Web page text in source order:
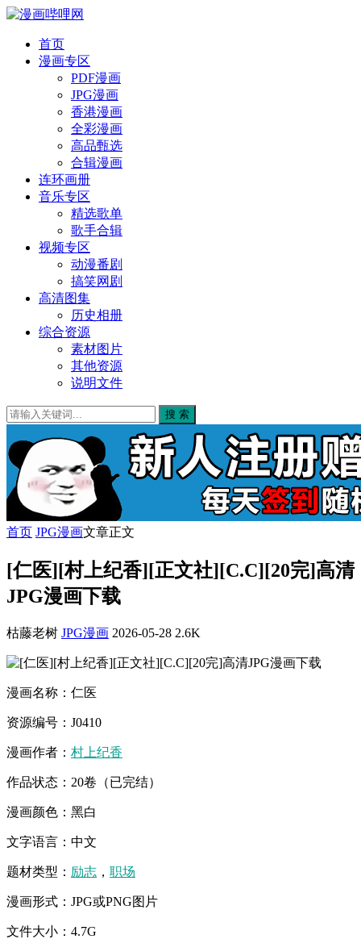
首页
漫画专区
PDF漫画
JPG漫画
香港漫画
全彩漫画
高品甄选
合辑漫画
连环画册
音乐专区
精选歌单
歌手合辑
视频专区
动漫番剧
搞笑网剧
高清图集
历史相册
综合资源
素材图片
其他资源
说明文件
搜 索
首页 JPG漫画文章正文
[仁医][村上纪香][正文社][C.C][20完]高清
JPG漫画下载
枯藤老树 JPG漫画 2026-05-28 2.6K
漫画名称：仁医
资源编号：J0410
漫画作者： 村上纪香
作品状态：20卷（已完结）
漫画颜色：黑白
文字语言：中文
题材类型： 励志 ， 职场
漫画形式：JPG或PNG图片
文件大小：4.7G